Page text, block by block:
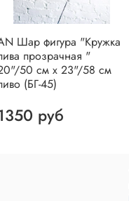
Шар фигура "Кружка
прозрачная "
50 см х 23"/58 см
(БГ-45)
руб